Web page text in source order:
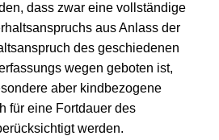
dass zwar eine vollständige
aus Anlass der
des geschiedenen
wegen geboten ist,
aber kindbezogene
für eine Fortdauer des
werden.